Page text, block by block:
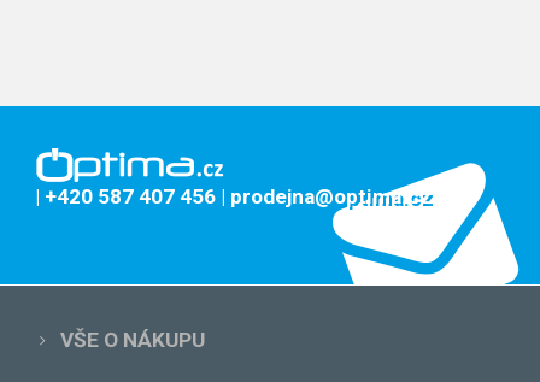
| +420 587 407 456 | prodejna@optima.cz
VŠE O NÁKUPU